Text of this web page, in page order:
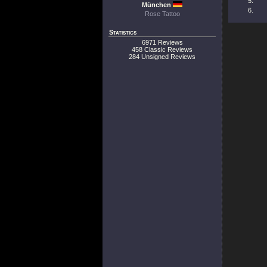
München
Rose Tattoo
Statistics
6971 Reviews
458 Classic Reviews
284 Unsigned Reviews